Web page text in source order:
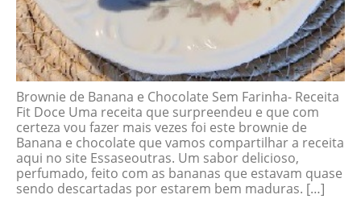
Brownie de Banana e Chocolate Sem Farinha- Receita
Fit Doce Uma receita que surpreendeu e que com
certeza vou fazer mais vezes foi este brownie de
Banana e chocolate que vamos compartilhar a receita
aqui no site Essaseoutras. Um sabor delicioso,
perfumado, feito com as bananas que estavam quase
sendo descartadas por estarem bem maduras. […]